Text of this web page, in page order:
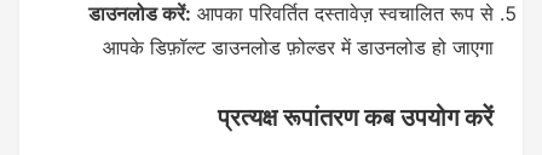
डाउनलोड करें: आपका परिवर्तित दस्तावेज़ स्वचालित रूप से
आपके डिफ़ॉल्ट डाउनलोड फ़ोल्डर में डाउनलोड हो जाएगा
प्रत्यक्ष रूपांतरण कब उपयोग करें